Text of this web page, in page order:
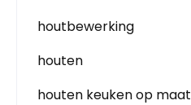
houtbewerking
houten
houten keuken op maat